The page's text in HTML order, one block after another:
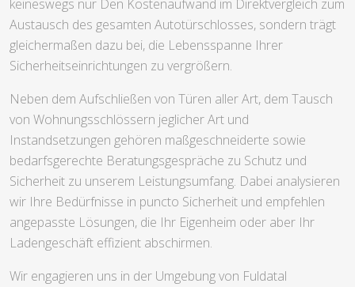
keineswegs nur Den Kostenaufwand im Direktvergleich zum
Austausch des gesamten Autotürschlosses, sondern trägt
gleichermaßen dazu bei, die Lebensspanne Ihrer
Sicherheitseinrichtungen zu vergrößern.
Neben dem Aufschließen von Türen aller Art, dem Tausch
von Wohnungsschlössern jeglicher Art und
Instandsetzungen gehören maßgeschneiderte sowie
bedarfsgerechte Beratungsgespräche zu Schutz und
Sicherheit zu unserem Leistungsumfang. Dabei analysieren
wir Ihre Bedürfnisse in puncto Sicherheit und empfehlen
angepasste Lösungen, die Ihr Eigenheim oder aber Ihr
Ladengeschäft effizient abschirmen.
Wir engagieren uns in der Umgebung von Fuldatal